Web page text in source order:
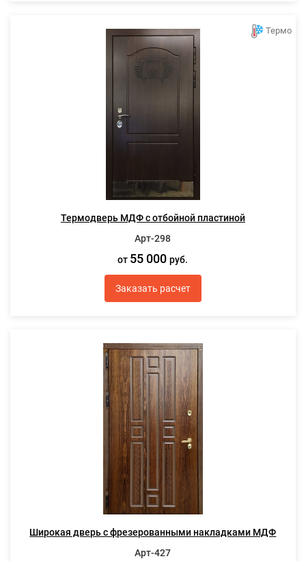
Термо
Термодверь МДФ с отбойной пластиной
Арт-298
от 55 000руб.
Заказать расчет
Широкая дверь с фрезерованными накладками МДФ
Арт-427